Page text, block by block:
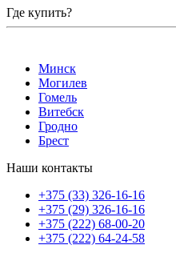
Где купить?
Минск
Могилев
Гомель
Витебск
Гродно
Брест
Наши контакты
+375 (33) 326-16-16
+375 (29) 326-16-16
+375 (222) 68-00-20
+375 (222) 64-24-58